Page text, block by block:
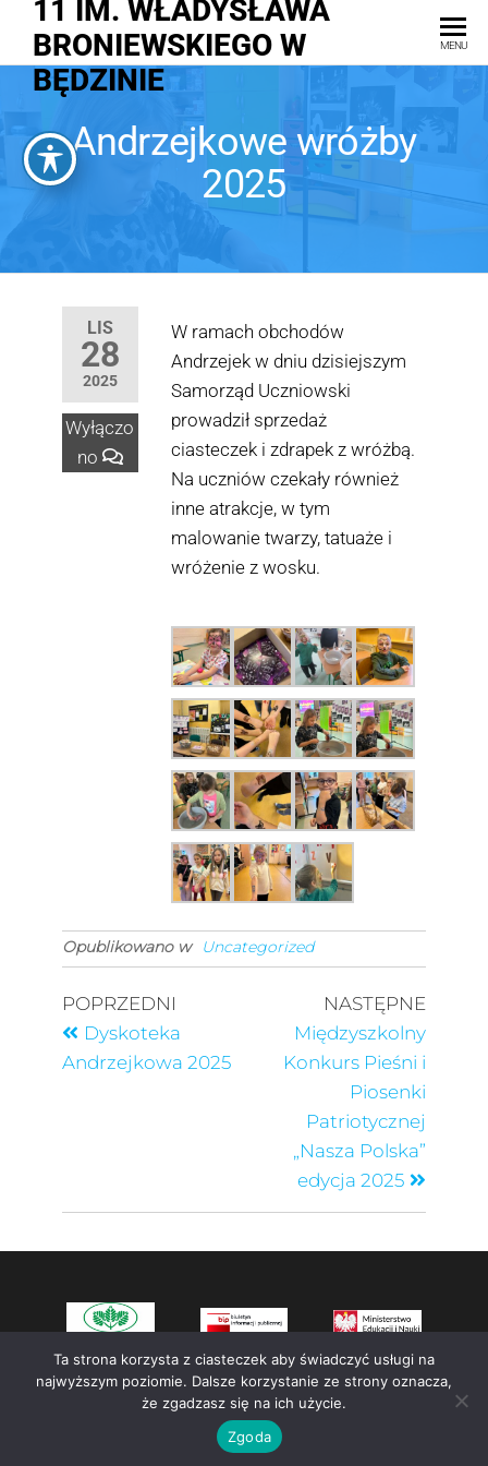
11 IM. WŁADYSŁAWA
BRONIEWSKIEGO W
BĘDZINIE
MENU
Andrzejkowe wróżby
2025
LIS
28
2025
Wyłączo
no
W ramach obchodów
Andrzejek w dniu dzisiejszym
Samorząd Uczniowski
prowadził sprzedaż
ciasteczek i zdrapek z wróżbą.
Na uczniów czekały również
inne atrakcje, w tym
malowanie twarzy, tatuaże i
wróżenie z wosku.
Opublikowano w Uncategorized
POPRZEDNI
Dyskoteka
Andrzejkowa 2025
NASTĘPNE
Międzyszkolny
Konkurs Pieśni i
Piosenki
Patriotycznej
„Nasza Polska”
edycja 2025
Ta strona korzysta z ciasteczek aby świadczyć usługi na
najwyższym poziomie. Dalsze korzystanie ze strony oznacza,
że zgadzasz się na ich użycie.
Zgoda